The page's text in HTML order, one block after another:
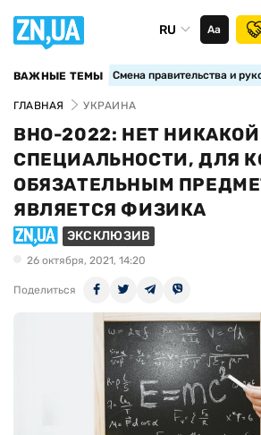
RU Аа
ВАЖНЫЕ ТЕМЫ Смена правительства и
ГЛАВНАЯ УКРАИНА
ВНО-2022: НЕТ НИКАКОЙ
СПЕЦИАЛЬНОСТИ, ДЛЯ
ОБЯЗАТЕЛЬНЫМ
ЯВЛЯЕТСЯ ФИЗИКА
ЭКСКЛЮЗИВ
26 октября, 2021, 14:20
Поделиться